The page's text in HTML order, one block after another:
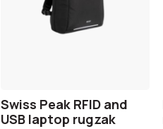
Swiss Peak RFID and
USB laptop rugzak